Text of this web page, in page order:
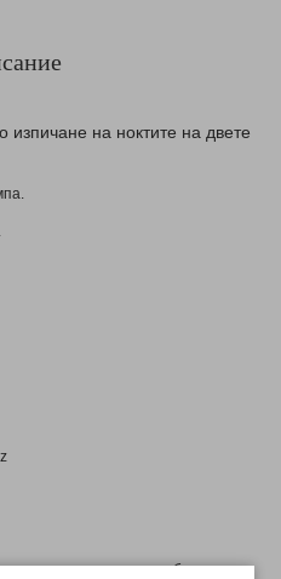
на ноктите на двете
преди употреба.